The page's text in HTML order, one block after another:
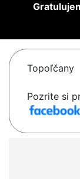
Topoľčany
Pozrite si